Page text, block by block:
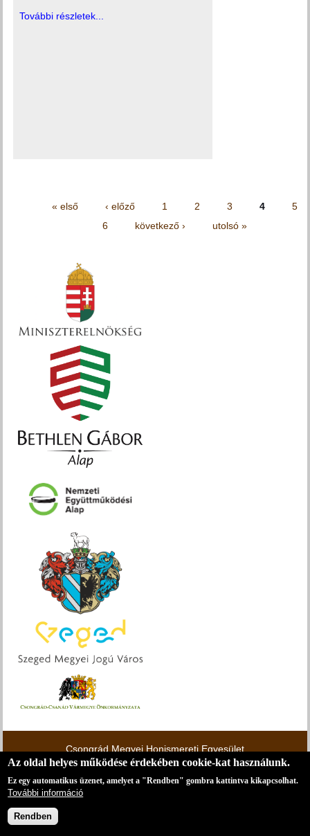
További részletek...
Oldalak
« első ‹ előző 1 2 3 4
5
6
következő › utolsó »
Csongrád Megyei Honismereti Egyesület
6724 Szeged, Bálint Sándor utca 14.
Web:https://www.csm-honismeret.hu
Az oldal helyes működése érdekében cookie-kat használunk.
Ez egy automatikus üzenet, amelyet a "Rendben" gombra kattintva kikapcsolhat.
További információ
Rendben